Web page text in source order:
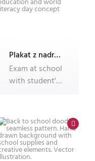
Plakat z nadrukiem Dec'n'Roll
Exam at school
with student's
admiss